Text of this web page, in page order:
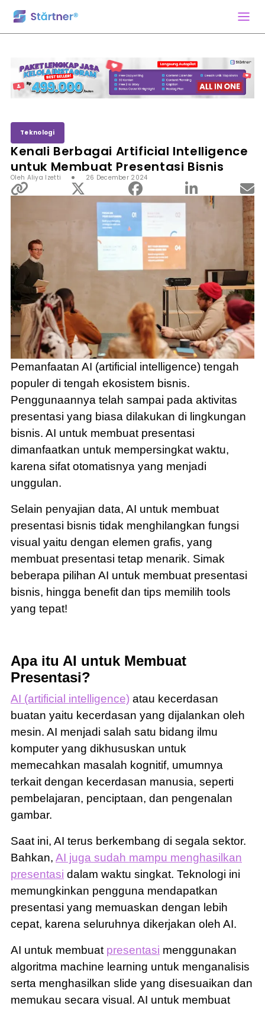
Teknologi
Kenali Berbagai Artificial Intelligence
untuk Membuat Presentasi Bisnis
Oleh Aliya Izetti 26 December 2024
Pemanfaatan AI (artificial intelligence) tengah
populer di tengah ekosistem bisnis.
Penggunaannya telah sampai pada aktivitas
presentasi yang biasa dilakukan di lingkungan
bisnis. AI untuk membuat presentasi
dimanfaatkan untuk mempersingkat waktu,
karena sifat otomatisnya yang menjadi
unggulan.
Selain penyajian data, AI untuk membuat
presentasi bisnis tidak menghilangkan fungsi
visual yaitu dengan elemen grafis, yang
membuat presentasi tetap menarik. Simak
beberapa pilihan AI untuk membuat presentasi
bisnis, hingga benefit dan tips memilih tools
yang tepat!
Apa itu AI untuk Membuat
Presentasi?
AI (artificial intelligence) atau kecerdasan
buatan yaitu kecerdasan yang dijalankan oleh
mesin. AI menjadi salah satu bidang ilmu
komputer yang dikhususkan untuk
memecahkan masalah kognitif, umumnya
terkait dengan kecerdasan manusia, seperti
pembelajaran, penciptaan, dan pengenalan
gambar.
Saat ini, AI terus berkembang di segala sektor.
Bahkan, AI juga sudah mampu menghasilkan
presentasi dalam waktu singkat. Teknologi ini
memungkinkan pengguna mendapatkan
presentasi yang memuaskan dengan lebih
cepat, karena seluruhnya dikerjakan oleh AI.
AI untuk membuat presentasi menggunakan
algoritma machine learning untuk menganalisis
serta menghasilkan slide yang disesuaikan dan
memukau secara visual. AI untuk membuat